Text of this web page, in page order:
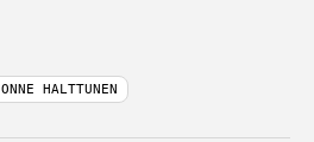
HALTTUNEN